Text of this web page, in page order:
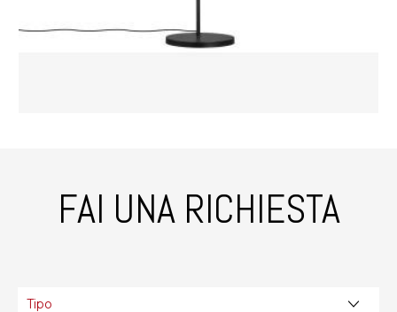
FAI UNA RICHIESTA